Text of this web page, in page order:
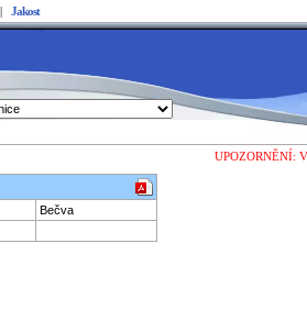
Jakost
UPOZORNĚNÍ:
Bečva